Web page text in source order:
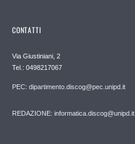
CONTATTI
Via Giustiniani, 2
Tel.: 0498217067
PEC: dipartimento.discog@pec.unipd.it
REDAZIONE: informatica.discog@unipd.it